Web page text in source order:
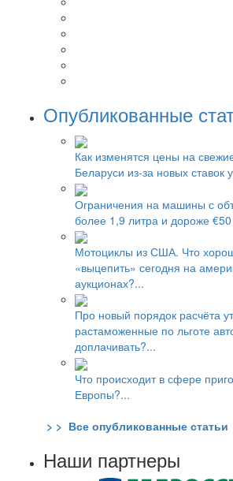
Опубликованные
Как изменятся цены на
Беларуси из-за новых ставок
Ограничения на машины с
более 1,9 литра и дороже
Мотоциклы из США. Что
«выцепить» сегодня на
аукционах?...
Про новый порядок расчёта
растаможенные по льготе
доплачивать?...
Что происходит в сфере
Европы?...
> > Все опубликованные статьи
Наши партнеры